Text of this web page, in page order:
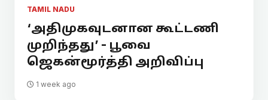
TAMIL NADU
‘அதிமுகவுடனான கூட்டணி
முறிந்தது’ - பூவை
ஜெகன்மூர்த்தி அறிவிப்பு
1 week ago